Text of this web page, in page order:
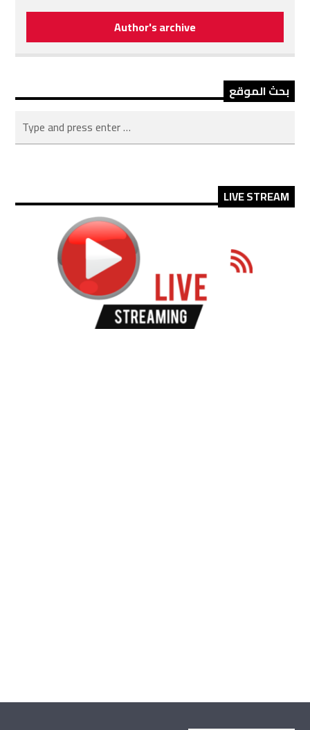
Author's archive
بحث الموقع
LIVE STREAM